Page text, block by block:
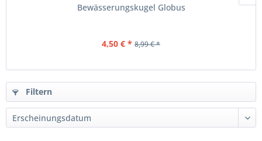
Bewässerungskugel Globus
4,50 € * 8,99 € *
Filtern